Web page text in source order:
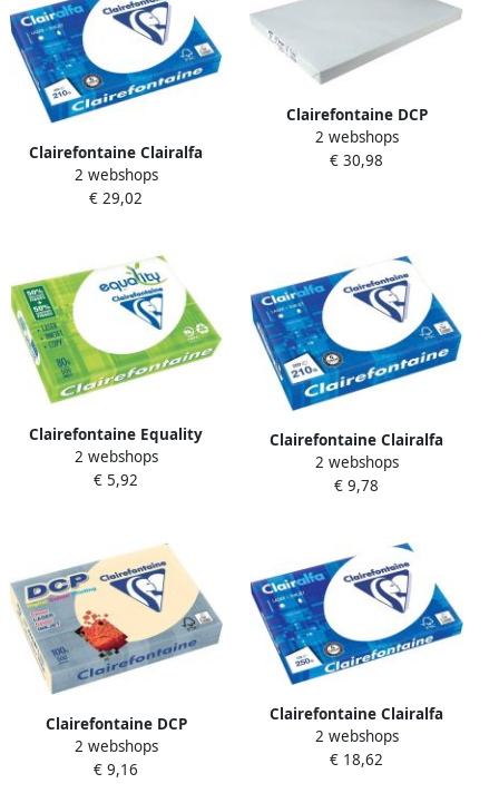
Clairefontaine Clairalfa
presentatiepapier A3 210 g
pak van 250 vel
2 webshops
€ 29,02
Clairefontaine DCP
presentatiepapier SRA3 250
g pak van 125 vel
2 webshops
€ 30,98
Clairefontaine Equality
printpapier ft A4 80 g pak
van 500 vel
2 webshops
€ 5,92
Clairefontaine Clairalfa
presentatiepapier ft A4 210
g pak van 250 vel
2 webshops
€ 9,78
Clairefontaine DCP
presentatiepapier A4 100 g
ivoor pak van 500 vel
2 webshops
€ 9,16
Clairefontaine Clairalfa
presentatiepapier A3 250 g
pak van 125 vel
2 webshops
€ 18,62